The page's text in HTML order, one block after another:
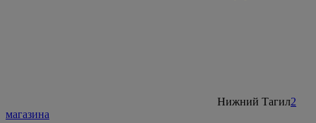
Нижний Тагил2
магазина